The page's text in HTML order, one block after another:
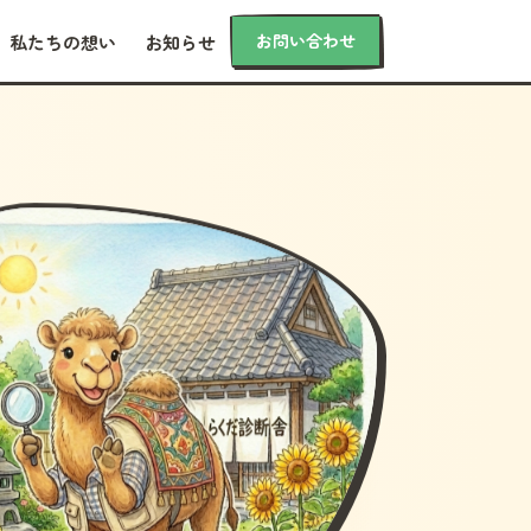
私たちの想い お知らせ お問い合わせ